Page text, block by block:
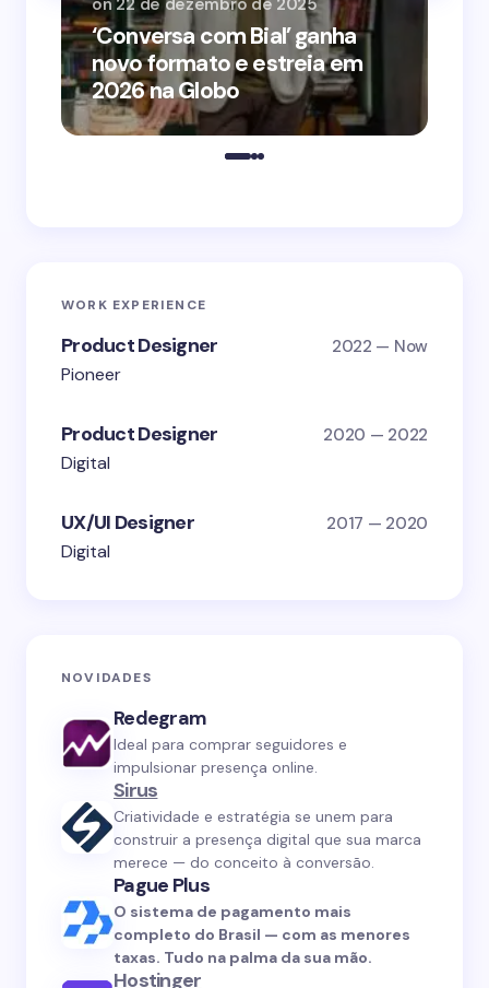
‘Conversa com Bial’ ganha
novo formato e estreia em
2026 na Globo
on 22 de dezembro de 2025
WORK EXPERIENCE
Product Designer 2022 — Now
Pioneer
Product Designer 2020 — 2022
Digital
UX/UI Designer 2017 — 2020
Digital
NOVIDADES
Redegram
Ideal para comprar seguidores e
impulsionar presença online.
Sirus
Criatividade e estratégia se unem para
construir a presença digital que sua marca
merece — do conceito à conversão.
Pague Plus
O sistema de pagamento mais
completo do Brasil — com as menores
taxas. Tudo na palma da sua mão.
Hostinger